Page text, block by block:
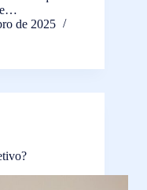
de 2025